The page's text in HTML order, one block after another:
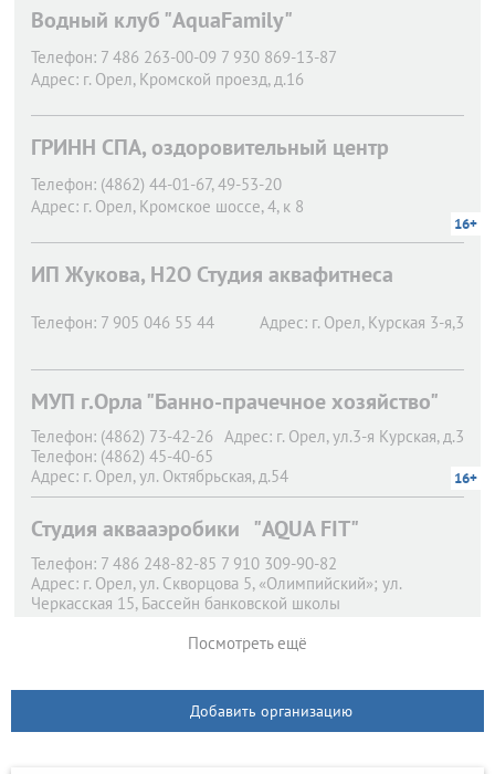
Водный клуб "AquaFamily"
Телефон: 7 486 263-00-09 7 930 869-13-87
Адрес: г. Орел, Кромской проезд, д.16
ГРИНН СПА, оздоровительный центр
Телефон: (4862) 44-01-67, 49-53-20
Адрес: г. Орел, Кромское шоссе, 4, к 8
16+
ИП Жукова, H2O Студия аквафитнеса
Телефон: 7 905 046 55 44 Адрес: г. Орел, Курская 3-я,3
МУП г.Орла "Банно-прачечное хозяйство"
Телефон: (4862) 73-42-26 Адрес: г. Орел, ул.3-я Курская, д.3
Телефон: (4862) 45-40-65
Адрес: г. Орел, ул. Октябрьская, д.54 16+
Студия аквааэробики "AQUA FIT"
Телефон: 7 486 248-82-85 7 910 309-90-82
Адрес: г. Орел, ул. Скворцова 5, «Олимпийский»; ул.
Черкасская 15, Бассейн банковской школы
Посмотреть ещё
Добавить организацию